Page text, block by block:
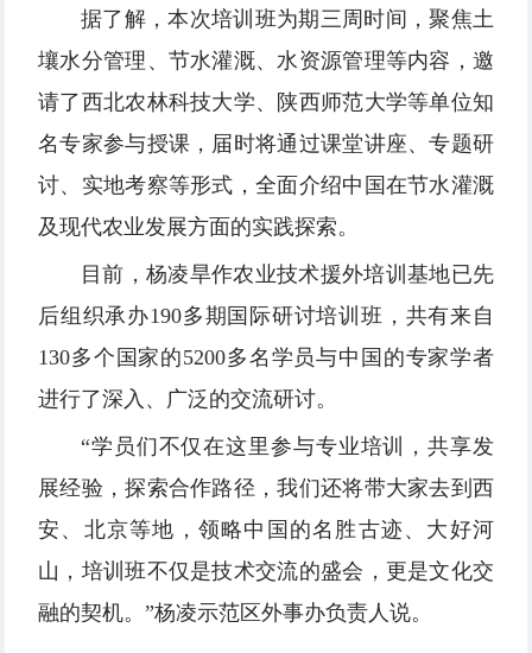
据了解，本次培训班为期三周时间，聚焦土
壤水分管理、节水灌溉、水资源管理等内容，邀
请了西北农林科技大学、陕西师范大学等单位知
名专家参与授课，届时将通过课堂讲座、专题研
讨、实地考察等形式，全面介绍中国在节水灌溉
及现代农业发展方面的实践探索。
目前，杨凌旱作农业技术援外培训基地已先
后组织承办190多期国际研讨培训班，共有来自
130多个国家的5200多名学员与中国的专家学者
进行了深入、广泛的交流研讨。
“学员们不仅在这里参与专业培训，共享发
展经验，探索合作路径，我们还将带大家去到西
安、北京等地，领略中国的名胜古迹、大好河
山，培训班不仅是技术交流的盛会，更是文化交
融的契机。”杨凌示范区外事办负责人说。